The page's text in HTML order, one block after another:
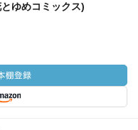
ゆめコミックス)